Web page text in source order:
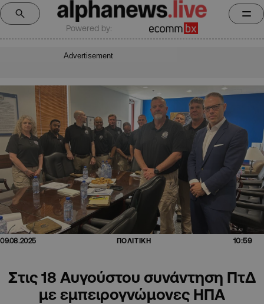
Powered by:
Advertisement
09.08.2025 ΠΟΛΙΤΙΚΗ 10:59
Στις 18 Αυγούστου συνάντηση ΠτΔ
με εμπειρογνώμονες ΗΠΑ